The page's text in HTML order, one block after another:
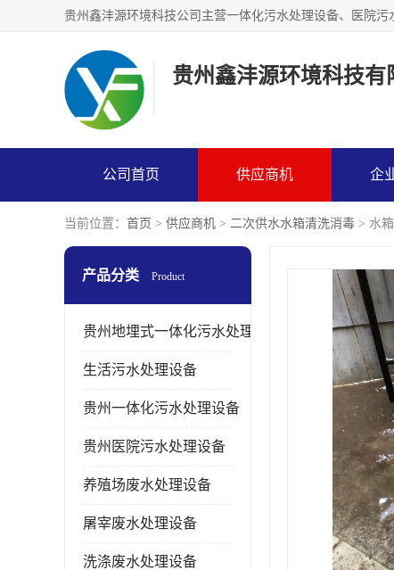
贵州鑫沣源环境科技有
公司首页 供应商机 企
当前位置： 首页 > 供应商机 > 二次供水水箱清洗消毒 > 水
产品分类 Product
贵州地埋式一体化污水处理设备
生活污水处理设备
贵州一体化污水处理设备
贵州医院污水处理设备
养殖场废水处理设备
屠宰废水处理设备
洗涤废水处理设备